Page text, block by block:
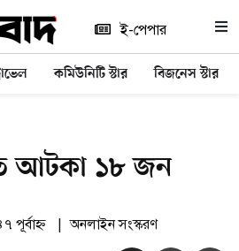
ই-পেপার
কমিউনিটি স্টার বিজনেস স্টার
আটকা ১৮ জন
পূর্বাহ্ন অনলাইন সংস্করণ